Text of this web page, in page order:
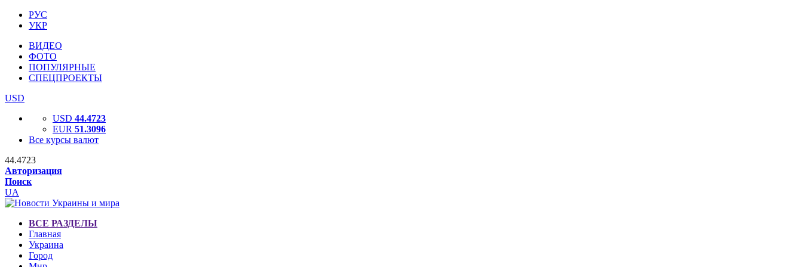
РУС
УКР
ВИДЕО
ФОТО
ПОПУЛЯРНЫЕ
СПЕЦПРОЕКТЫ
USD
USD 44.4723
EUR 51.3096
Все курсы валют
44.4723
Авторизация
Поиск
UA
ВСЕ РАЗДЕЛЫ
Главная
Украина
Город